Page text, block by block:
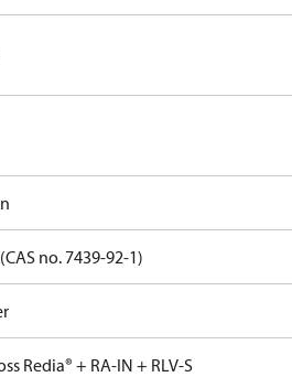
no. 7439-92-1)
Redia® + RA-IN + RLV-S